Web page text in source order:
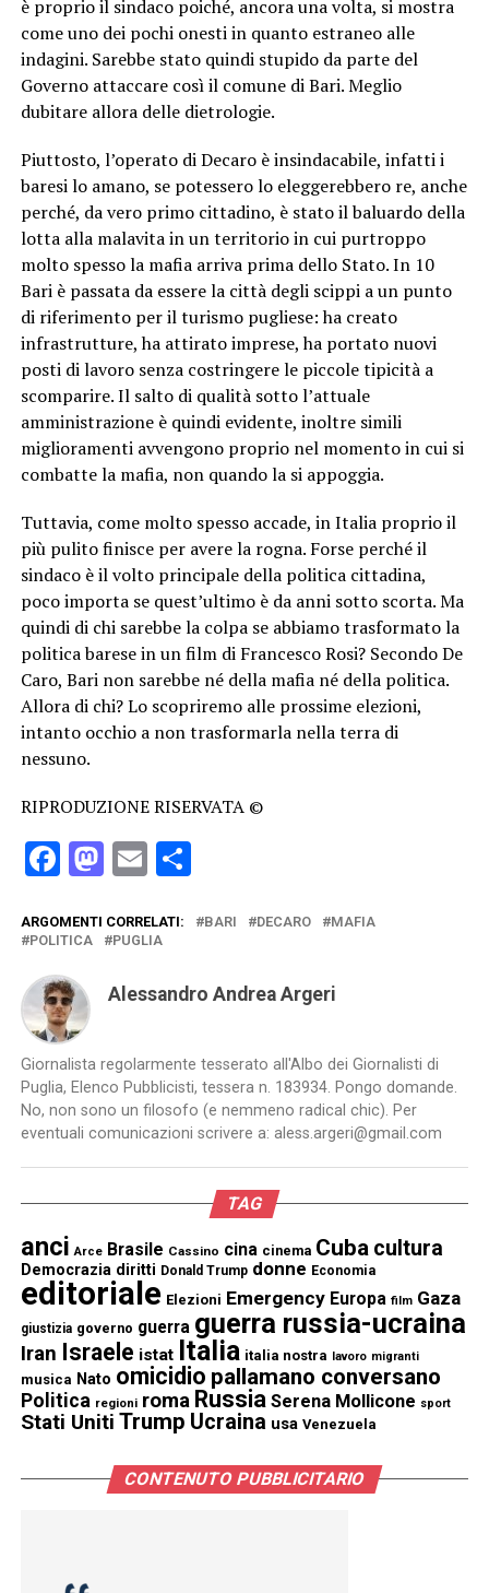
è proprio il sindaco poiché, ancora una volta, si mostra
come uno dei pochi onesti in quanto estraneo alle
indagini. Sarebbe stato quindi stupido da parte del
Governo attaccare così il comune di Bari. Meglio
dubitare allora delle dietrologie.
Piuttosto, l’operato di Decaro è insindacabile, infatti i
baresi lo amano, se potessero lo eleggerebbero re, anche
perché, da vero primo cittadino, è stato il baluardo della
lotta alla malavita in un territorio in cui purtroppo
molto spesso la mafia arriva prima dello Stato. In 10
Bari è passata da essere la città degli scippi a un punto
di riferimento per il turismo pugliese: ha creato
infrastrutture, ha attirato imprese, ha portato nuovi
posti di lavoro senza costringere le piccole tipicità a
scomparire. Il salto di qualità sotto l’attuale
amministrazione è quindi evidente, inoltre simili
miglioramenti avvengono proprio nel momento in cui si
combatte la mafia, non quando la si appoggia.
Tuttavia, come molto spesso accade, in Italia proprio il
più pulito finisce per avere la rogna. Forse perché il
sindaco è il volto principale della politica cittadina,
poco importa se quest’ultimo è da anni sotto scorta. Ma
quindi di chi sarebbe la colpa se abbiamo trasformato la
politica barese in un film di Francesco Rosi? Secondo De
Caro, Bari non sarebbe né della mafia né della politica.
Allora di chi? Lo scopriremo alle prossime elezioni,
intanto occhio a non trasformarla nella terra di
nessuno.
RIPRODUZIONE RISERVATA ©
Facebook
Mastodon
EmailCondividi
ARGOMENTI CORRELATI: BARI DECARO
MAFIA
POLITICA
PUGLIA
Alessandro Andrea Argeri
Giornalista regolarmente tesserato all'Albo dei Giornalisti di
Puglia, Elenco Pubblicisti, tessera n. 183934. Pongo domande.
No, non sono un filosofo (e nemmeno radical chic). Per
eventuali comunicazioni scrivere a: aless.argeri@gmail.com
TAG
anci Arce Brasile Cassino cina cinema Cuba cultura
Democrazia diritti Donald Trump donne Economia
editoriale Elezioni Emergency Europa film Gaza
giustizia governo guerra guerra russia-ucraina
Iran Israele istat Italia italia nostra lavoro migranti
musica Nato omicidio pallamano conversano
Politica regioni roma Russia Serena Mollicone sport
Stati Uniti Trump Ucraina usa Venezuela
CONTENUTO PUBBLICITARIO